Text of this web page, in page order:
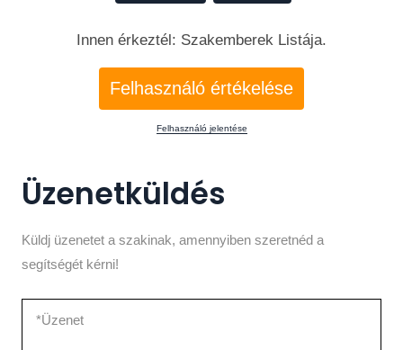
Innen érkeztél: Szakemberek Listája.
Felhasználó értékelése
Felhasználó jelentése
Üzenetküldés
Küldj üzenetet a szakinak, amennyiben szeretnéd a
segítségét kérni!